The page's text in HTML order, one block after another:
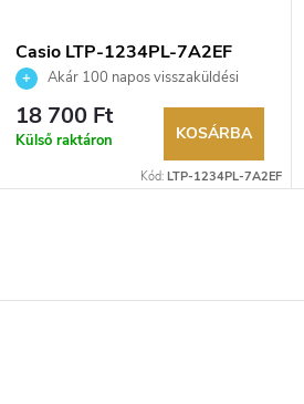
Casio LTP-1234PL-7A2EF
karóraAkár 100 napos visszaküldési
lehetőség. Hivatalos márkakereskedő.
18 700 Ft
Külső raktáron KOSÁRBA
Kód: LTP-1234PL-7A2EF